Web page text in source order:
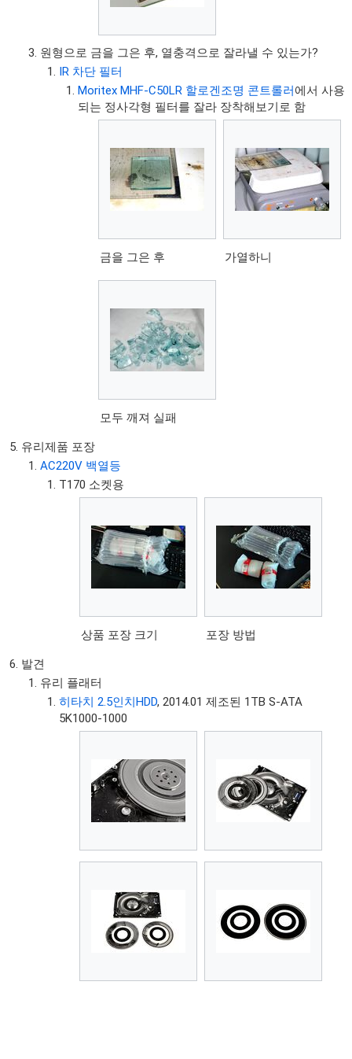
원형으로 금을 그은 후, 열충격으로 잘라낼 수 있는가?
IR 차단 필터
Moritex MHF-C50LR 할로겐조명 콘트롤러에서 사용
되는 정사각형 필터를 잘라 장착해보기로 함
금을 그은 후 가열하니
모두 깨져 실패
유리제품 포장
AC220V 백열등
T170 소켓용
상품 포장 크기 포장 방법
발견
유리 플래터
히타치 2.5인치HDD, 2014.01 제조된 1TB S-ATA
5K1000-1000